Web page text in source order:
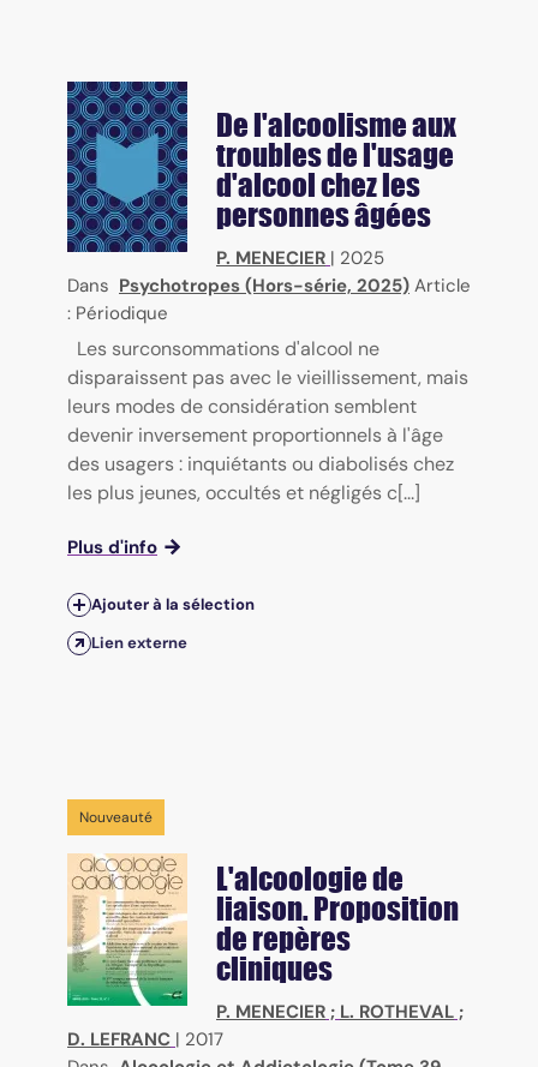
De l'alcoolisme aux
troubles de l'usage
d'alcool chez les
personnes âgées
P. MENECIER | 2025
Dans Psychotropes (Hors-série, 2025) Article
: Périodique
Les surconsommations d'alcool ne
disparaissent pas avec le vieillissement, mais
leurs modes de considération semblent
devenir inversement proportionnels à l'âge
des usagers : inquiétants ou diabolisés chez
les plus jeunes, occultés et négligés c[...]
Plus d'info
Ajouter à la sélection
Lien externe
Nouveauté
L'alcoologie de
liaison. Proposition
de repères
cliniques
P. MENECIER ; L. ROTHEVAL ;
D. LEFRANC | 2017